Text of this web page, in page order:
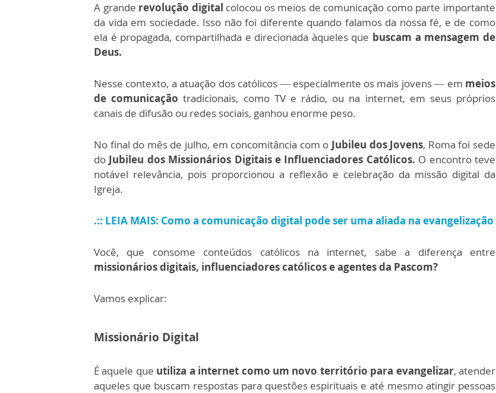
A grande revolução digital colocou os meios de comunicação como parte importante
da vida em sociedade. Isso não foi diferente quando falamos da nossa fé, e de como
ela é propagada, compartilhada e direcionada àqueles que buscam a mensagem de
Deus.
Nesse contexto, a atuação dos católicos — especialmente os mais jovens — em meios
de comunicação tradicionais, como TV e rádio, ou na internet, em seus próprios
canais de difusão ou redes sociais, ganhou enorme peso.
No final do mês de julho, em concomitância com o Jubileu dos Jovens, Roma foi sede
do Jubileu dos Missionários Digitais e Influenciadores Católicos. O encontro teve
notável relevância, pois proporcionou a reflexão e celebração da missão digital da
Igreja.
.:: LEIA MAIS: Como a comunicação digital pode ser uma aliada na evangelização
Você, que consome conteúdos católicos na internet, sabe a diferença entre
missionários digitais, influenciadores católicos e agentes da Pascom?
Vamos explicar:
Missionário Digital
É aquele que utiliza a internet como um novo território para evangelizar, atender
aqueles que buscam respostas para questões espirituais e até mesmo atingir pessoas